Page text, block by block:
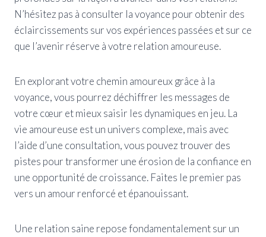
N’hésitez pas à consulter la voyance pour obtenir des
éclaircissements sur vos expériences passées et sur ce
que l’avenir réserve à votre relation amoureuse.
En explorant votre chemin amoureux grâce à la
voyance, vous pourrez déchiffrer les messages de
votre cœur et mieux saisir les dynamiques en jeu. La
vie amoureuse est un univers complexe, mais avec
l’aide d’une consultation, vous pouvez trouver des
pistes pour transformer une érosion de la confiance en
une opportunité de croissance. Faites le premier pas
vers un amour renforcé et épanouissant.
Une relation saine repose fondamentalement sur un